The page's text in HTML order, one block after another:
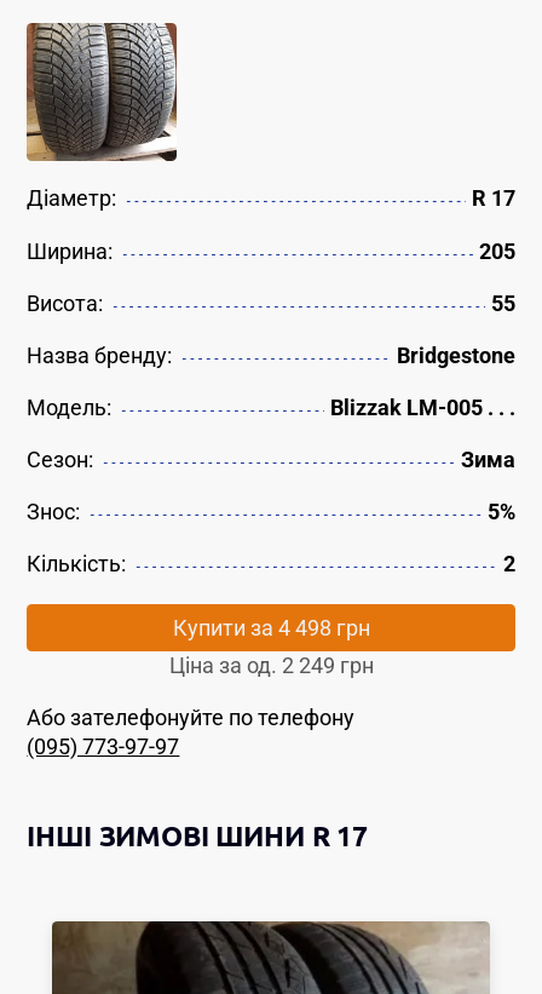
Діаметр: R 17
Ширина: 205
Висота: 55
Назва бренду: Bridgestone
Модель: Blizzak LM-005 . . .
Сезон: Зима
Знос: 5%
Кількість: 2
Купити за 4 498 грн
Ціна за од. 2 249 грн
Або зателефонуйте по телефону
(095) 773-97-97
ІНШІ ЗИМОВІ ШИНИ R 17